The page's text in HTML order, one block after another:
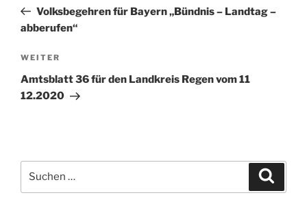
Beitrag
Volksbegehren für Bayern „Bündnis – Landtag –
abberufen“
Nächster
Beitrag
WEITER
Amtsblatt 36 für den Landkreis Regen vom 11
12.2020
nach: